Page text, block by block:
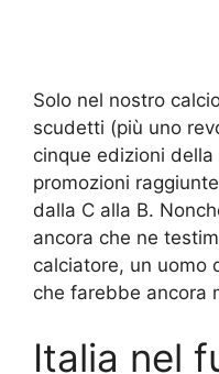
Solo nel nostro
scudetti (più uno
cinque edizioni
promozioni
dalla C alla B.
ancora che ne
calciatore, un uomo
che farebbe ancora
Italia nel